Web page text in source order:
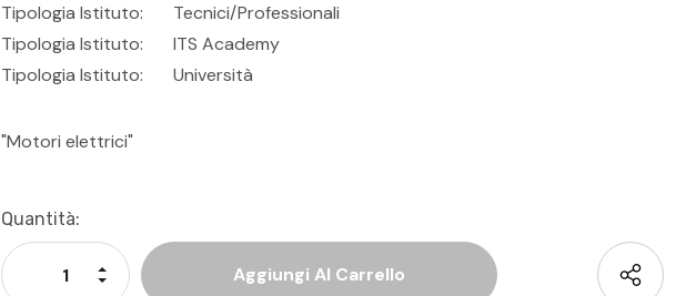
Tipologia Istituto:
Tecnici/Professionali
Tipologia Istituto:
ITS Academy
Tipologia Istituto:
Università
"Motori elettrici"
Disponibilità
Attuale:
Quantità:
Diminuisci La Quantità Di Undefined
Aumenta La Quantità Di Undefined